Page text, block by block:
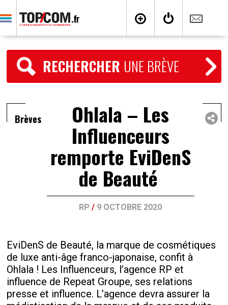
RECHERCHER UNE BRÈVE
Brèves Ohlala – Les
Influenceurs
remporte EviDenS
de Beauté
RP / 9 OCTOBRE 2020
EviDenS de Beauté, la marque de cosmétiques
de luxe anti-âge franco-japonaise, confit à
Ohlala ! Les Influenceurs, l’agence RP et
influence de Repeat Groupe, ses relations
presse et influence. L’agence devra assurer la